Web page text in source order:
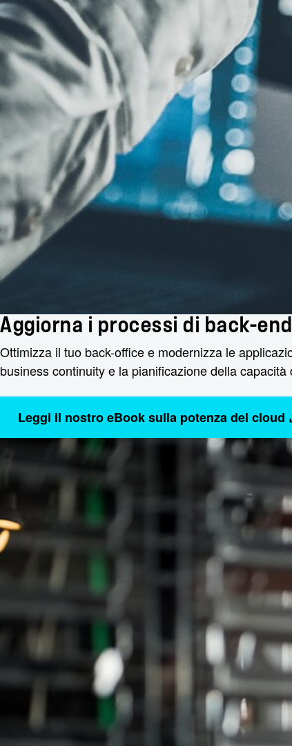
Aggiorna i processi di back-end
Ottimizza il tuo back-office e modernizza le
business continuity e la pianificazione della capacità
Leggi il nostro eBook sulla potenza del cloud